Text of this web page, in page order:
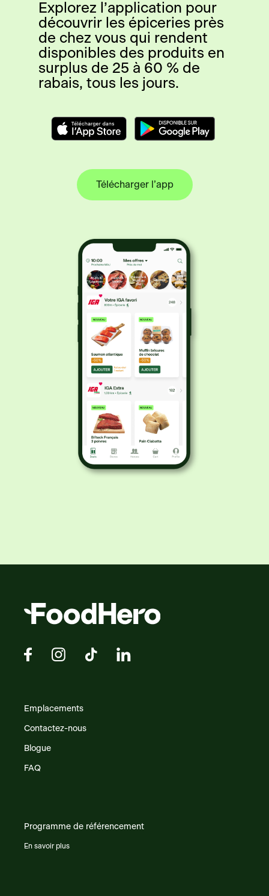
Explorez l’application pour
découvrir les épiceries près
de chez vous qui rendent
disponibles des produits en
surplus de 25 à 60 % de
rabais, tous les jours.
Télécharger l’app
Emplacements
Contactez-nous
Blogue
FAQ
Programme de référencement
En savoir plus